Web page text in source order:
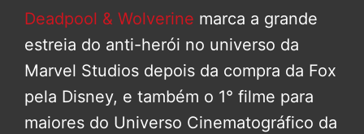
Deadpool & Wolverine marca a grande
estreia do anti-herói no universo da
Marvel Studios depois da compra da Fox
pela Disney, e também o 1° filme para
maiores do Universo Cinematográfico da